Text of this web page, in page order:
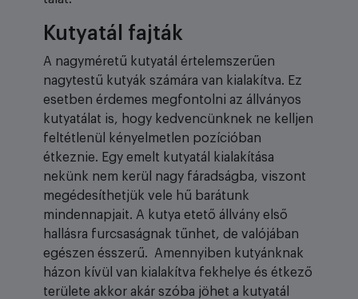
Kutyatál fajták
A nagyméretű kutyatál értelemszerűen
nagytestű kutyák számára van kialakítva. Ez
esetben érdemes megfontolni az állványos
kutyatálat is, hogy kedvencünknek ne kelljen
feltétlenül kényelmetlen pozícióban
étkeznie. Egy emelt kutyatál kialakítása
nekünk nem kerül nagy fáradságba, viszont
megédesíthetjük vele hű barátunk
mindennapjait. A kutya etető állvány első
hallásra furcsaságnak tűnhet, de valójában
egészen ésszerű. Amennyiben kutyánknak
házon kívül van kialakítva fekhelye és étkező
területe akkor akár szóba jöhet a kutyatál